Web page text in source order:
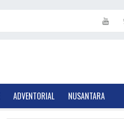
ADVENTORIAL NUSANTARA